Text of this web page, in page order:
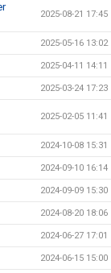
2025-08-21 17:45
2025-05-16 13:02
2025-04-11 14:11
2025-03-24 17:23
2025-02-05 11:41
2024-10-08 15:31
2024-09-10 16:14
2024-09-09 15:30
2024-08-20 18:06
2024-06-27 17:01
2024-06-15 15:00